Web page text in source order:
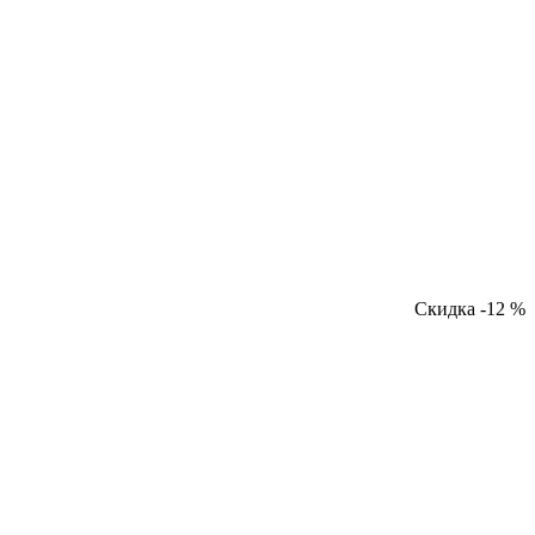
Скидка -12 %